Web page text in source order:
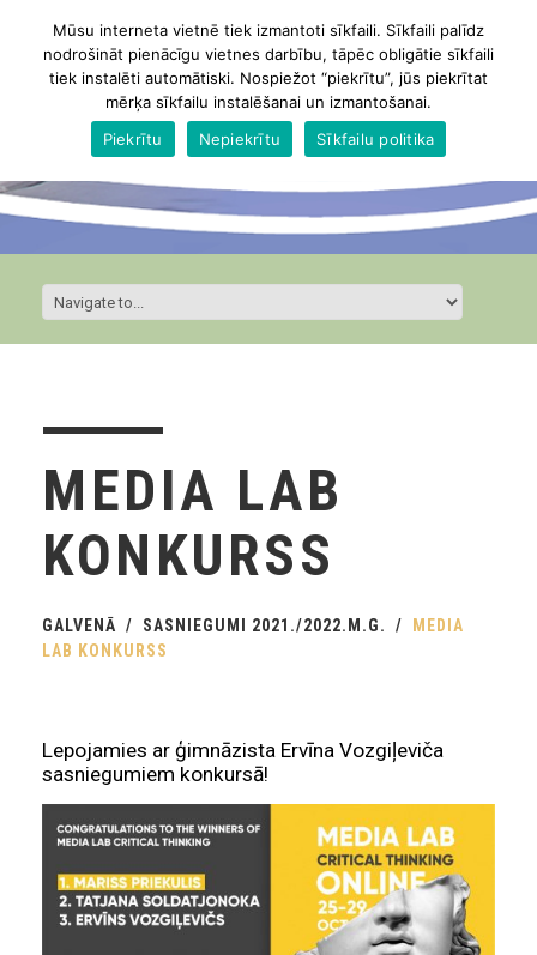
MEDIA LAB
KONKURSS
GALVENĀ SASNIEGUMI 2021./2022.M.G.
MEDIA
LAB KONKURSS
Lepojamies ar ģimnāzista Ervīna Vozgiļeviča
sasniegumiem konkursā!
Mūsu interneta vietnē tiek izmantoti sīkfaili. Sīkfaili palīdz
nodrošināt pienācīgu vietnes darbību, tāpēc obligātie sīkfaili
tiek instalēti automātiski. Nospiežot “piekrītu”, jūs piekrītat
mērķa sīkfailu instalēšanai un izmantošanai.
Piekrītu
Nepiekrītu Sīkfailu politika